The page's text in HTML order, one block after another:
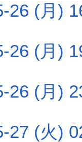
26 (月)
26 (月)
26 (月)
27 (火)